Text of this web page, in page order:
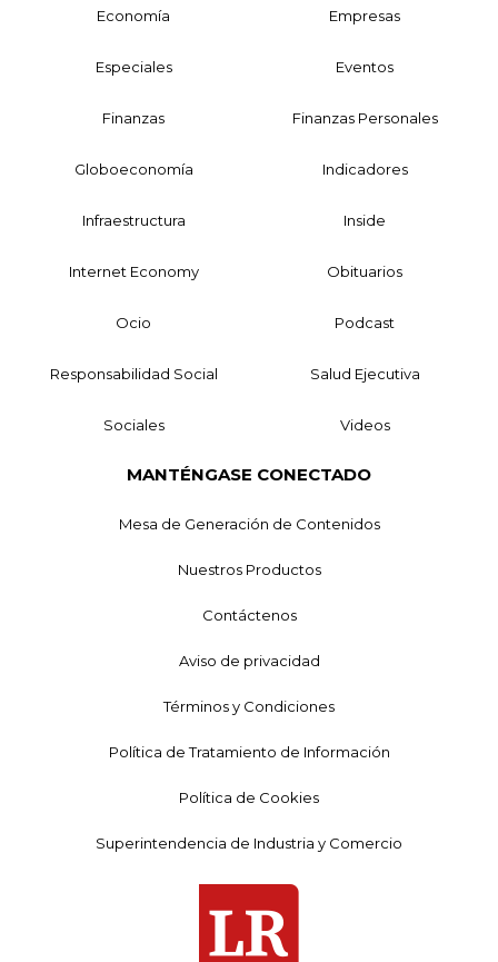
Economía Empresas
Especiales Eventos
Finanzas Finanzas Personales
Globoeconomía Indicadores
Infraestructura Inside
Internet Economy Obituarios
Ocio Podcast
Responsabilidad Social Salud Ejecutiva
Sociales Videos
MANTÉNGASE CONECTADO
Mesa de Generación de Contenidos
Nuestros Productos
Contáctenos
Aviso de privacidad
Términos y Condiciones
Política de Tratamiento de Información
Política de Cookies
Superintendencia de Industria y Comercio